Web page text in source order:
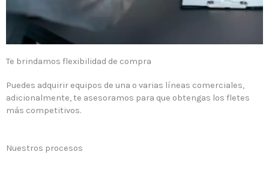
Te brindamos flexibilidad de compra
Puedes adquirir equipos de una o varias líneas comerciales,
adicionalmente, te asesoramos para que obtengas los fletes
más competitivos.
Nuestros procesos